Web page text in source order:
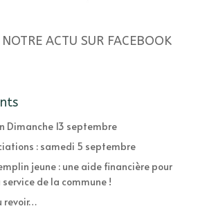
ACTU SUR FACEBOOK
Dimanche 13 septembre
: samedi 5 septembre
jeune : une aide financière pour
de la commune !
revoir…